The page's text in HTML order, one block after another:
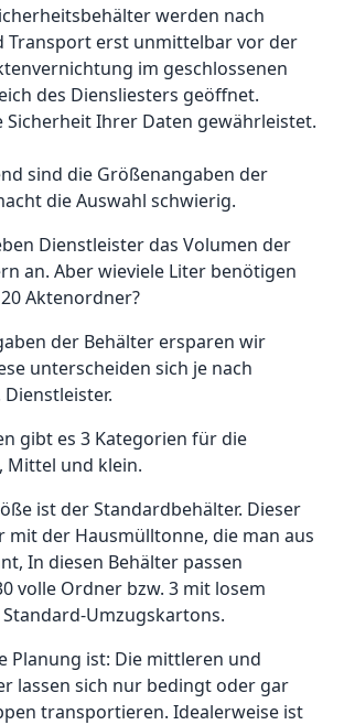
werden nach
Transport erst unmittelbar vor der
im geschlossenen
des Diensliesters geöffnet.
Sicherheit Ihrer Daten gewährleistet.
sind die Größenangaben der
die Auswahl schwierig.
Dienstleister das Volumen der
an. Aber wieviele Liter benötigen
Aktenordner?
der Behälter ersparen wir
unterscheiden sich je nach
gibt es 3 Kategorien für die
Mittel und klein.
ist der Standardbehälter. Dieser
mit der Hausmülltonne, die man aus
In diesen Behälter passen
volle Ordner bzw. 3 mit losem
Umzugskartons.
Planung ist: Die mittleren und
lassen sich nur bedingt oder gar
transportieren. Idealerweise ist